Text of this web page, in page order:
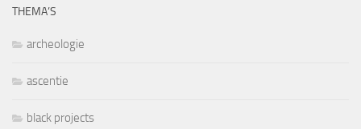
THEMA’S
archeologie
ascentie
black projects